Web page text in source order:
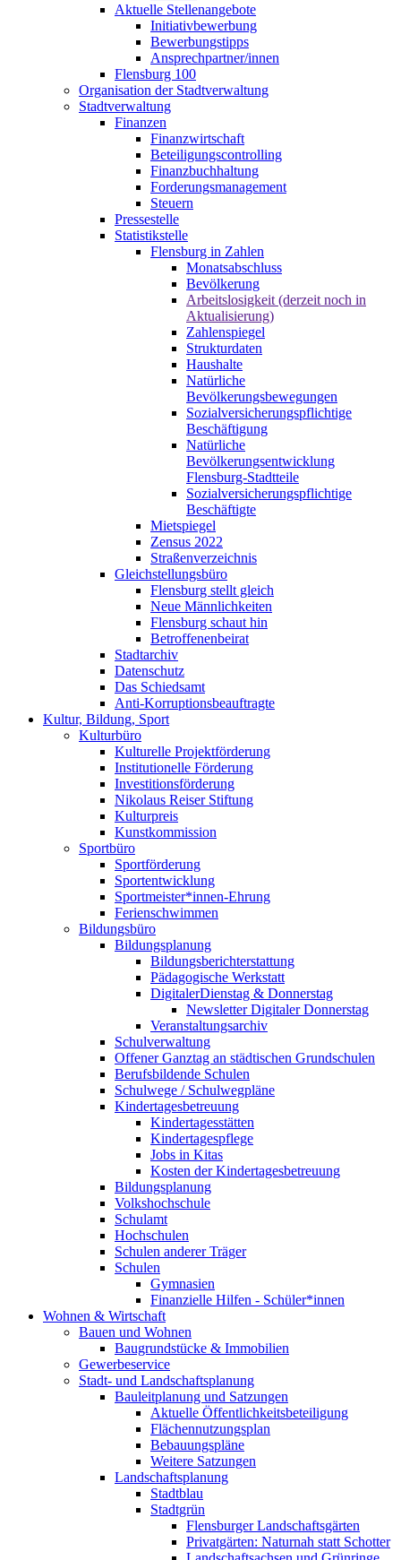
Aktuelle Stellenangebote
Initiativbewerbung
Bewerbungstipps
Ansprechpartner/innen
Flensburg 100
Organisation der Stadtverwaltung
Stadtverwaltung
Finanzen
Finanzwirtschaft
Beteiligungscontrolling
Finanzbuchhaltung
Forderungsmanagement
Steuern
Pressestelle
Statistikstelle
Flensburg in Zahlen
Monatsabschluss
Bevölkerung
Arbeitslosigkeit (derzeit noch in
Aktualisierung)
Zahlenspiegel
Strukturdaten
Haushalte
Natürliche
Bevölkerungsbewegungen
Sozialversicherungspflichtige
Beschäftigung
Natürliche
Bevölkerungsentwicklung
Flensburg-Stadtteile
Sozialversicherungspflichtige
Beschäftigte
Mietspiegel
Zensus 2022
Straßenverzeichnis
Gleichstellungsbüro
Flensburg stellt gleich
Neue Männlichkeiten
Flensburg schaut hin
Betroffenenbeirat
Stadtarchiv
Datenschutz
Das Schiedsamt
Anti-Korruptionsbeauftragte
Kultur, Bildung, Sport
Kulturbüro
Kulturelle Projektförderung
Institutionelle Förderung
Investitionsförderung
Nikolaus Reiser Stiftung
Kulturpreis
Kunstkommission
Sportbüro
Sportförderung
Sportentwicklung
Sportmeister*innen-Ehrung
Ferienschwimmen
Bildungsbüro
Bildungsplanung
Bildungsberichterstattung
Pädagogische Werkstatt
DigitalerDienstag & Donnerstag
Newsletter Digitaler Donnerstag
Veranstaltungsarchiv
Schulverwaltung
Offener Ganztag an städtischen Grundschulen
Berufsbildende Schulen
Schulwege / Schulwegpläne
Kindertagesbetreuung
Kindertagesstätten
Kindertagespflege
Jobs in Kitas
Kosten der Kindertagesbetreuung
Bildungsplanung
Volkshochschule
Schulamt
Hochschulen
Schulen anderer Träger
Schulen
Gymnasien
Finanzielle Hilfen - Schüler*innen
Wohnen & Wirtschaft
Bauen und Wohnen
Baugrundstücke & Immobilien
Gewerbeservice
Stadt- und Landschaftsplanung
Bauleitplanung und Satzungen
Aktuelle Öffentlichkeitsbeteiligung
Flächennutzungsplan
Bebauungspläne
Weitere Satzungen
Landschaftsplanung
Stadtblau
Stadtgrün
Flensburger Landschaftsgärten
Privatgärten: Naturnah statt Schotter